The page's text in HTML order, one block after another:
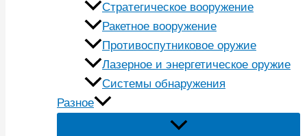
Стратегическое вооружение
Ракетное вооружение
Противоспутниковое оружие
Лазерное и энергетическое оружие
Системы обнаружения
Разное